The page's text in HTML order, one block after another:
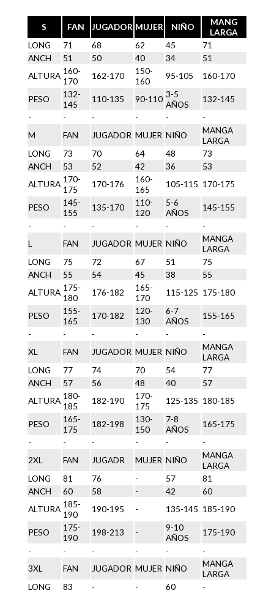
S FAN JUGADOR MUJER NIÑO
MANG
LARGA
LONG
71 68 62 45
71
ANCH
51 50 40 34
51
ALTURA 160-
170
162-170
150-
160
95-105 160-170
PESO
132-
145
110-135 90-110 3-5
AÑOS
132-145
-
- - - -
-
M
FAN JUGADOR MUJER NIÑO
MANGA
LARGA
LONG
73 70 64 48
73
ANCH
53 52 42 36
53
ALTURA 170-
175
170-176
160-
165
105-115 170-175
PESO
145-
155
135-170
110-
120
5-6
AÑOS
145-155
-
- - - -
-
L
FAN JUGADOR MUJER NIÑO
MANGA
LARGA
LONG
75 72 67 51
75
ANCH
55 54 45 38
55
ALTURA 175-
180
176-182
165-
170
115-125 175-180
PESO
155-
165
170-182
120-
130
6-7
AÑOS
155-165
-
- - - -
-
XL
FAN JUGADOR MUJER NIÑO
MANGA
LARGA
LONG
77 74 70 54
77
ANCH
57 56 48 40
57
ALTURA 180-
185
182-190
170-
175
125-135 180-185
PESO
165-
175
182-198
130-
150
7-8
AÑOS
165-175
-
- - - -
-
2XL
FAN JUGADR MUJER NIÑO
MANGA
LARGA
LONG
81 76 - 57
81
ANCH
60 58 - 42
60
ALTURA 185-
190
190-195 - 135-145 185-190
PESO
175-
190
198-213 -
9-10
AÑOS
175-190
-
- - - -
-
3XL
FAN JUGADOR MUJER NIÑO
MANGA
LARGA
LONG
83 - - 60
-